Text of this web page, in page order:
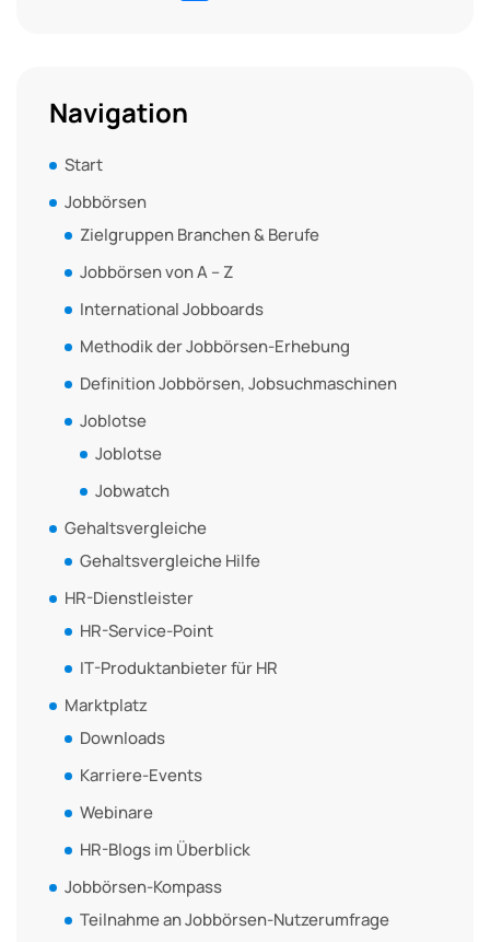
Navigation
Start
Jobbörsen
Zielgruppen Branchen & Berufe
Jobbörsen von A – Z
International Jobboards
Methodik der Jobbörsen-Erhebung
Definition Jobbörsen, Jobsuchmaschinen
Joblotse
Joblotse
Jobwatch
Gehaltsvergleiche
Gehaltsvergleiche Hilfe
HR-Dienstleister
HR-Service-Point
IT-Produktanbieter für HR
Marktplatz
Downloads
Karriere-Events
Webinare
HR-Blogs im Überblick
Jobbörsen-Kompass
Teilnahme an Jobbörsen-Nutzerumfrage